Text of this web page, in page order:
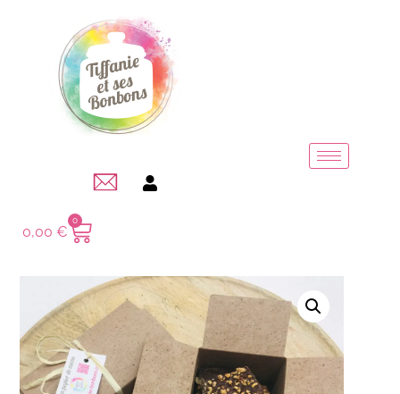
0,00 €
0